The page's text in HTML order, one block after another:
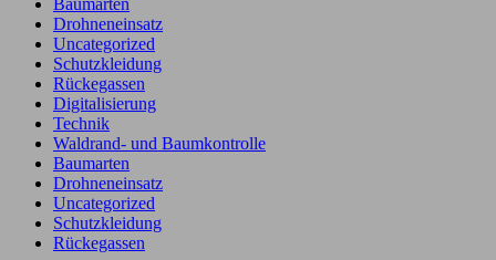
Baumarten
Drohneneinsatz
Uncategorized
Schutzkleidung
Rückegassen
Digitalisierung
Technik
Waldrand- und Baumkontrolle
Baumarten
Drohneneinsatz
Uncategorized
Schutzkleidung
Rückegassen